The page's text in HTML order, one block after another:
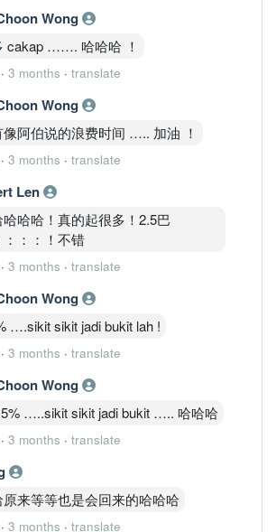
Wong
cakap ……. 哈哈哈 ！
· 3 months · translate
Wong
像阿伯说的浪费时间 ….. 加油 ！
· 3 months · translate
Len
哈哈哈！真的起很多！2.5巴
：：：！不错
· 3 months · translate
Wong
….sikit sikit jadi bukit lah !
· 3 months · translate
Wong
…..sikit sikit jadi bukit ….. 哈哈哈
· 3 months · translate
原来等等也是会回来的哈哈哈
· 3 months · translate